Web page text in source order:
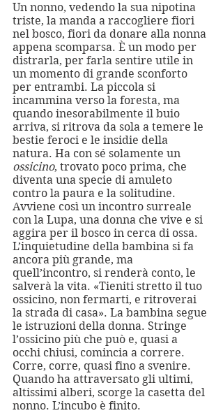
Un nonno, vedendo la sua nipotina
triste, la manda a raccogliere fiori
nel bosco, fiori da donare alla nonna
appena scomparsa. È un modo per
distrarla, per farla sentire utile in
un momento di grande sconforto
per entrambi. La piccola si
incammina verso la foresta, ma
quando inesorabilmente il buio
arriva, si ritrova da sola a temere le
bestie feroci e le insidie della
natura. Ha con sé solamente un
ossicino, trovato poco prima, che
diventa una specie di amuleto
contro la paura e la solitudine.
Avviene così un incontro surreale
con la Lupa, una donna che vive e si
aggira per il bosco in cerca di ossa.
L’inquietudine della bambina si fa
ancora più grande, ma
quell’incontro, si renderà conto, le
salverà la vita. «Tieniti stretto il tuo
ossicino, non fermarti, e ritroverai
la strada di casa». La bambina segue
le istruzioni della donna. Stringe
l’ossicino più che può e, quasi a
occhi chiusi, comincia a correre.
Corre, corre, quasi fino a svenire.
Quando ha attraversato gli ultimi,
altissimi alberi, scorge la casetta del
nonno. L’incubo è finito.